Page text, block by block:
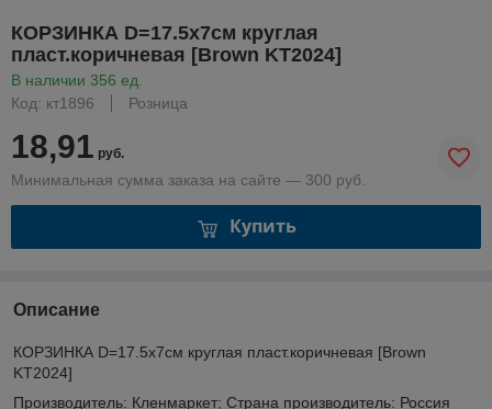
КОРЗИНКА D=17.5х7см круглая
пласт.коричневая [Brown KT2024]
В наличии 356 ед.
Код: кт1896
Розница
18,91 руб.
Минимальная сумма заказа на сайте — 300 руб.
Купить
Описание
КОРЗИНКА D=17.5х7см круглая пласт.коричневая [Brown
KT2024]
Производитель: Кленмаркет; Страна производитель: Россия